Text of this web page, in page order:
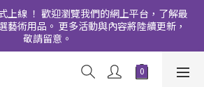
上線 ！ 歡迎瀏覽我們的網上平台，了解最
藝術用品。 更多活動與內容將陸續更新，
敬請留意。